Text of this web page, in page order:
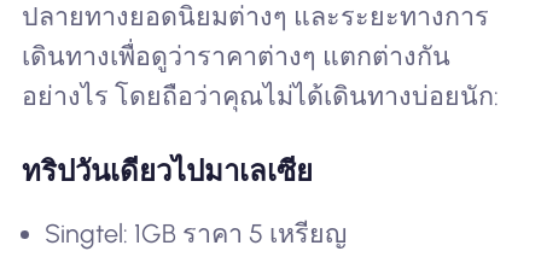
ปลายทางยอดนิยมต่างๆ และระยะทางการ
เดินทางเพื่อดูว่าราคาต่างๆ แตกต่างกัน
อย่างไร โดยถือว่าคุณไม่ได้เดินทางบ่อยนัก:
ทริปวันเดียวไปมาเลเซีย
Singtel: 1GB ราคา 5 เหรียญ